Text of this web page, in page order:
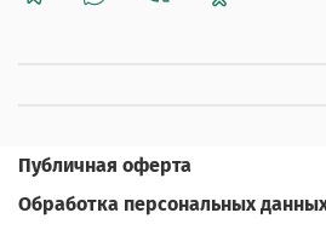
Публичная оферта
Обработка персональных